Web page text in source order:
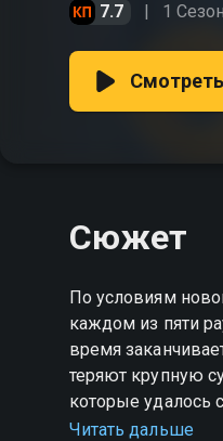
7.7 1 Сезон
Смотреть
Сюжет
По условиям
каждом из пяти
время
теряют крупную
которые удалось
Читать дальше